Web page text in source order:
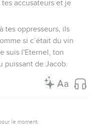
tes accusateurs et je
tes oppresseurs, ils
si c’était du vin
suis l'Eternel, ton
puissant de Jacob.
le moment.